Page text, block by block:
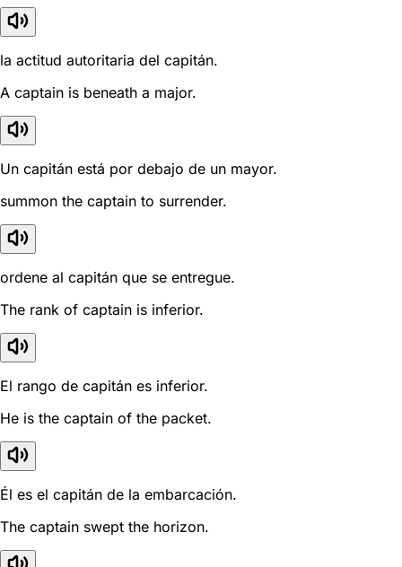
la actitud autoritaria del capitán.
A captain is beneath a major.
Un capitán está por debajo de un mayor.
summon the captain to surrender.
ordene al capitán que se entregue.
The rank of captain is inferior.
El rango de capitán es inferior.
He is the captain of the packet.
Él es el capitán de la embarcación.
The captain swept the horizon.